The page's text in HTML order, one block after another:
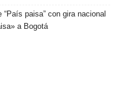
paisa” con gira nacional
a Bogotá